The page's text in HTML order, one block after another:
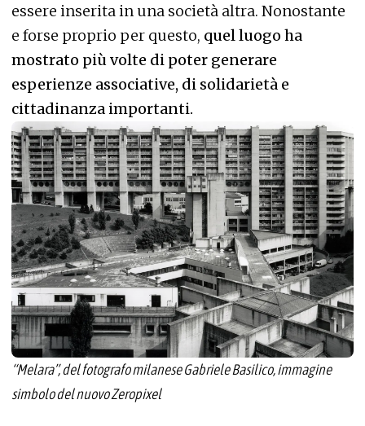
essere inserita in una società altra. Nonostante
e forse proprio per questo, quel luogo ha
mostrato più volte di poter generare
esperienze associative, di solidarietà e
cittadinanza importanti.
“Melara”, del fotografo milanese Gabriele Basilico, immagine
simbolo del nuovo Zeropixel